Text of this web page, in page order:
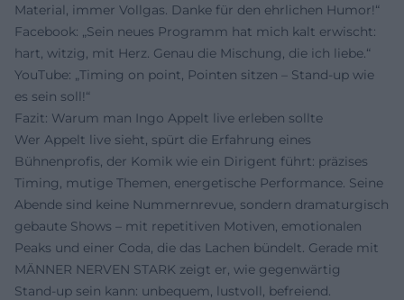
Material, immer Vollgas. Danke für den ehrlichen Humor!“
Facebook: „Sein neues Programm hat mich kalt erwischt:
hart, witzig, mit Herz. Genau die Mischung, die ich liebe.“
YouTube: „Timing on point, Pointen sitzen – Stand‑up wie
es sein soll!“
Fazit: Warum man Ingo Appelt live erleben sollte
Wer Appelt live sieht, spürt die Erfahrung eines
Bühnenprofis, der Komik wie ein Dirigent führt: präzises
Timing, mutige Themen, energetische Performance. Seine
Abende sind keine Nummernrevue, sondern dramaturgisch
gebaute Shows – mit repetitiven Motiven, emotionalen
Peaks und einer Coda, die das Lachen bündelt. Gerade mit
MÄNNER NERVEN STARK zeigt er, wie gegenwärtig
Stand‑up sein kann: unbequem, lustvoll, befreiend.